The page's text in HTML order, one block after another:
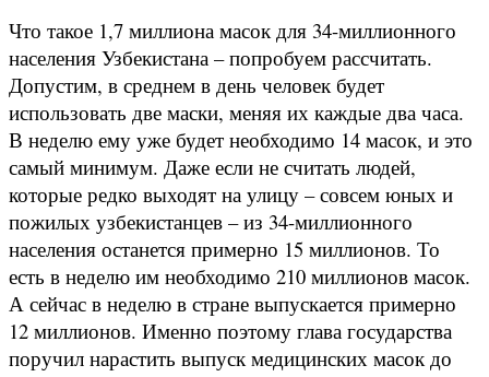
Что такое 1,7 миллиона масок для 34-миллионного
населения Узбекистана – попробуем рассчитать.
Допустим, в среднем в день человек будет
использовать две маски, меняя их каждые два часа.
В неделю ему уже будет необходимо 14 масок, и это
самый минимум. Даже если не считать людей,
которые редко выходят на улицу – совсем юных и
пожилых узбекистанцев – из 34-миллионного
населения останется примерно 15 миллионов. То
есть в неделю им необходимо 210 миллионов масок.
А сейчас в неделю в стране выпускается примерно
12 миллионов. Именно поэтому глава государства
поручил нарастить выпуск медицинских масок до